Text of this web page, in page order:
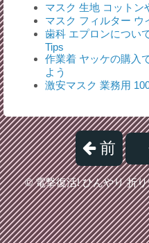
マスク 生地 コットン
マスク フィルター ウ
歯科 エプロンについ
Tips
作業着 ヤッケの購入
よう
激安マスク 業務用
前
©電撃復活! ひんやり 折